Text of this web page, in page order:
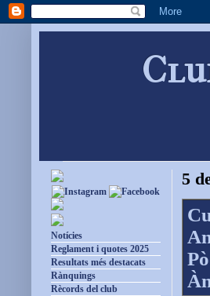
5
Notícies
Reglament i quotes 2025
Resultats més destacats
Rànquings
Rècords del club